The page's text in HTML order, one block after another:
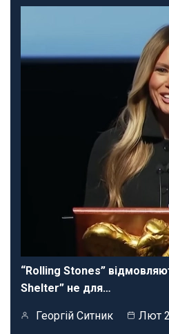
“Rolling Stones”
Shelter” не для…
Георгій Ситник Лют